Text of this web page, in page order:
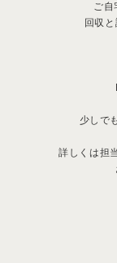
ご自
回収
少しで
詳しくは担